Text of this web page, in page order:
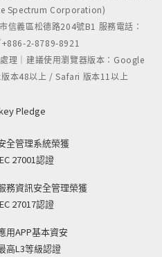
Spectrum Corporation)
信義區松德路204號B1 服務電話：
2-8789-8921
理｜建議使用瀏覽器版本：Google
本48以上 / Safari 版本11以上
Pledge
全管理系統榮獲
27001認證
務資訊安全管理榮獲
27017認證
用APP基本資安
高L3等級認證